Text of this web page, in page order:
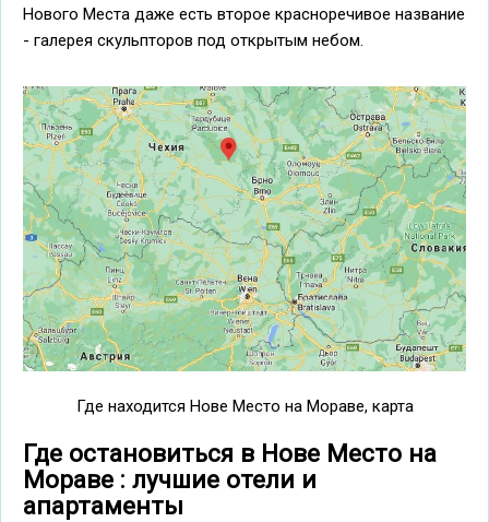
Нового Места даже есть второе красноречивое название
- галерея скульпторов под открытым небом.
Где находится Нове Место на Мораве, карта
Где остановиться в Нове Место на
Мораве : лучшие отели и
апартаменты